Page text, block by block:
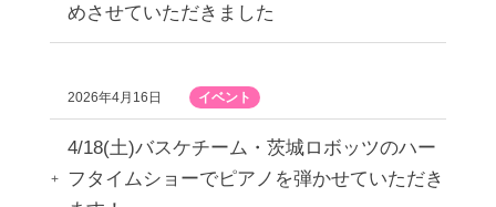
めさせていただきました
2026年4月16日 イベント
4/18(土)バスケチーム・茨城ロボッツのハー
フタイムショーでピアノを弾かせていただき